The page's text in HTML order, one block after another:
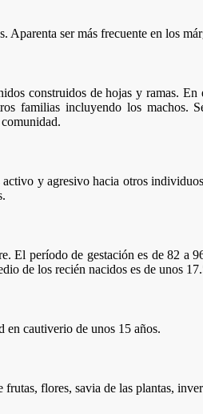
Aparenta ser más frecuente en los
construidos de hojas y ramas.
familias incluyendo los machos.
y agresivo hacia otros
El período de gestación es de 82 a
de los recién nacidos es de unos
en cautiverio de unos 15 años.
flores, savia de las plantas,